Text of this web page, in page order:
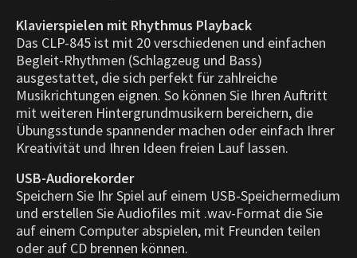
Klavierspielen mit Rhythmus Playback
Das CLP-845 ist mit 20 verschiedenen und einfachen
Begleit-Rhythmen (Schlagzeug und Bass)
ausgestattet, die sich perfekt für zahlreiche
Musikrichtungen eignen. So können Sie Ihren Auftritt
mit weiteren Hintergrundmusikern bereichern, die
Übungsstunde spannender machen oder einfach Ihrer
Kreativität und Ihren Ideen freien Lauf lassen.
USB-Audiorekorder
Speichern Sie Ihr Spiel auf einem USB-Speichermedium
und erstellen Sie Audiofiles mit .wav-Format die Sie
auf einem Computer abspielen, mit Freunden teilen
oder auf CD brennen können.